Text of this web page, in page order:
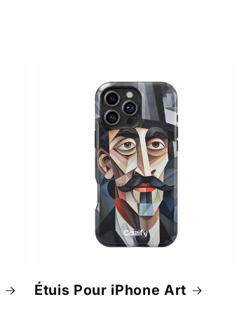
Étuis Pour iPhone Art